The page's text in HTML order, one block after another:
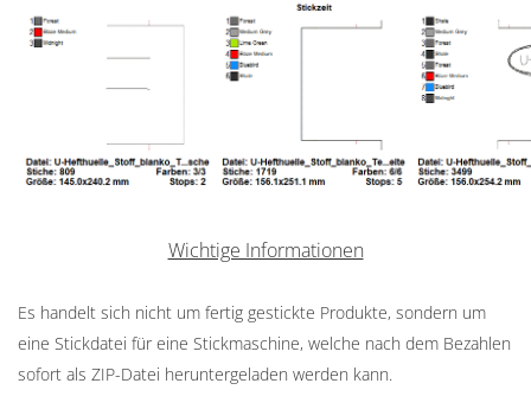
Wichtige Informationen
Es handelt sich nicht um fertig gestickte Produkte, sondern um
eine Stickdatei für eine Stickmaschine, welche nach dem Bezahlen
sofort als ZIP-Datei heruntergeladen werden kann.